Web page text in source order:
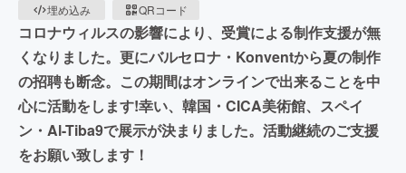
埋め込み
QRコード
コロナウィルスの影響により、受賞による制作支援が無
くなりました。更にバルセロナ・Konventから夏の制作
の招聘も断念。この期間はオンラインで出来ることを中
心に活動をします!幸い、韓国・CICA美術館、スペイ
ン・Al-Tiba9で展示が決まりました。活動継続のご支援
をお願い致します！